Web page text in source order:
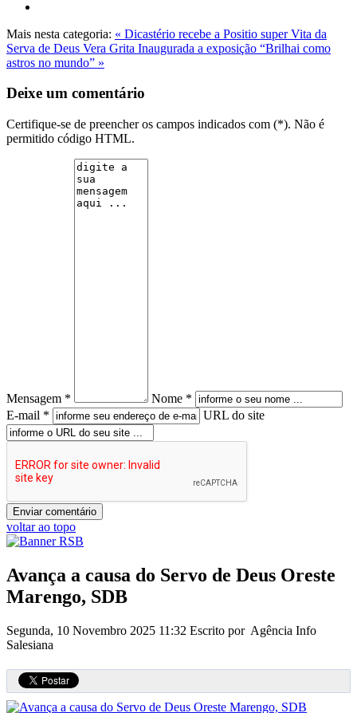
Mais nesta categoria: « Dicastério recebe a Positio super Vita da
Serva de Deus Vera Grita Inaugurada a exposição “Brilhai como
astros no mundo” »
Deixe um comentário
Certifique-se de preencher os campos indicados com (*). Não é
permitido código HTML.
Mensagem *
Nome *
E-mail *
URL do site
voltar ao topo
Avança a causa do Servo de Deus Oreste
Marengo, SDB
Segunda, 10 Novembro 2025 11:32 Escrito por Agência Info
Salesiana